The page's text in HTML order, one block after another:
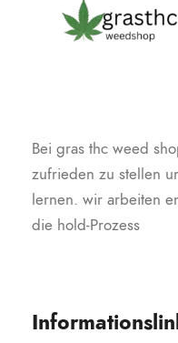
Bei gras thc weed
zufrieden zu stellen
lernen. wir arbeiten
die hold-Prozess